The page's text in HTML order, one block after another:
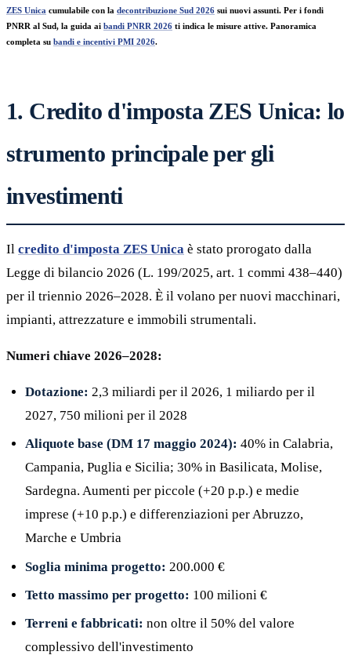
ZES Unica cumulabile con la decontribuzione Sud 2026 sui nuovi assunti. Per i fondi
PNRR al Sud, la guida ai bandi PNRR 2026 ti indica le misure attive. Panoramica
completa su bandi e incentivi PMI 2026.
1. Credito d'imposta ZES Unica: lo
strumento principale per gli
investimenti
Il credito d'imposta ZES Unica è stato prorogato dalla
Legge di bilancio 2026 (L. 199/2025, art. 1 commi 438–440)
per il triennio 2026–2028. È il volano per nuovi macchinari,
impianti, attrezzature e immobili strumentali.
Numeri chiave 2026–2028:
Dotazione: 2,3 miliardi per il 2026, 1 miliardo per il
2027, 750 milioni per il 2028
Aliquote base (DM 17 maggio 2024): 40% in Calabria,
Campania, Puglia e Sicilia; 30% in Basilicata, Molise,
Sardegna. Aumenti per piccole (+20 p.p.) e medie
imprese (+10 p.p.) e differenziazioni per Abruzzo,
Marche e Umbria
Soglia minima progetto: 200.000 €
Tetto massimo per progetto: 100 milioni €
Terreni e fabbricati: non oltre il 50% del valore
complessivo dell'investimento